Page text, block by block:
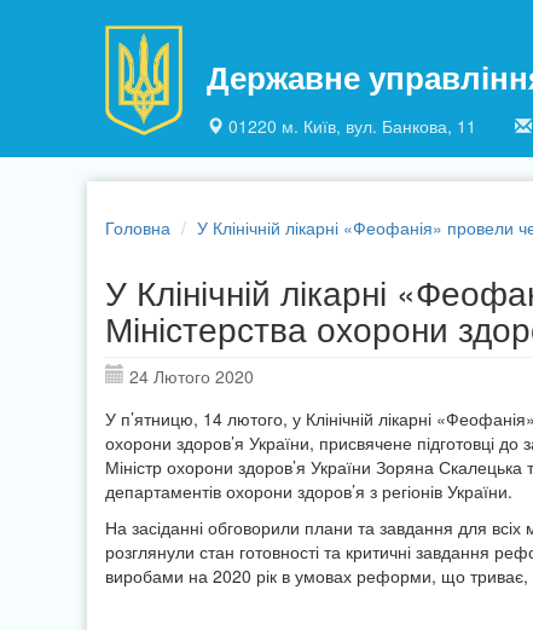
Державне
01220 м. Київ, вул. Банкова, 11
Головна У Клінічній лікарні «Феофанія» провели
У Клінічній лікарні
Міністерства охорони
24 Лютого 2020
У п’ятницю, 14 лютого, у Клінічній лікарні
охорони здоров’я України, присвячене підготовці
Міністр охорони здоров’я України Зоряна Скалецька
департаментів охорони здоров’я з регіонів України.
На засіданні обговорили плани та завдання для
розглянули стан готовності та критичні завдання
виробами на 2020 рік в умовах реформи, що триває,